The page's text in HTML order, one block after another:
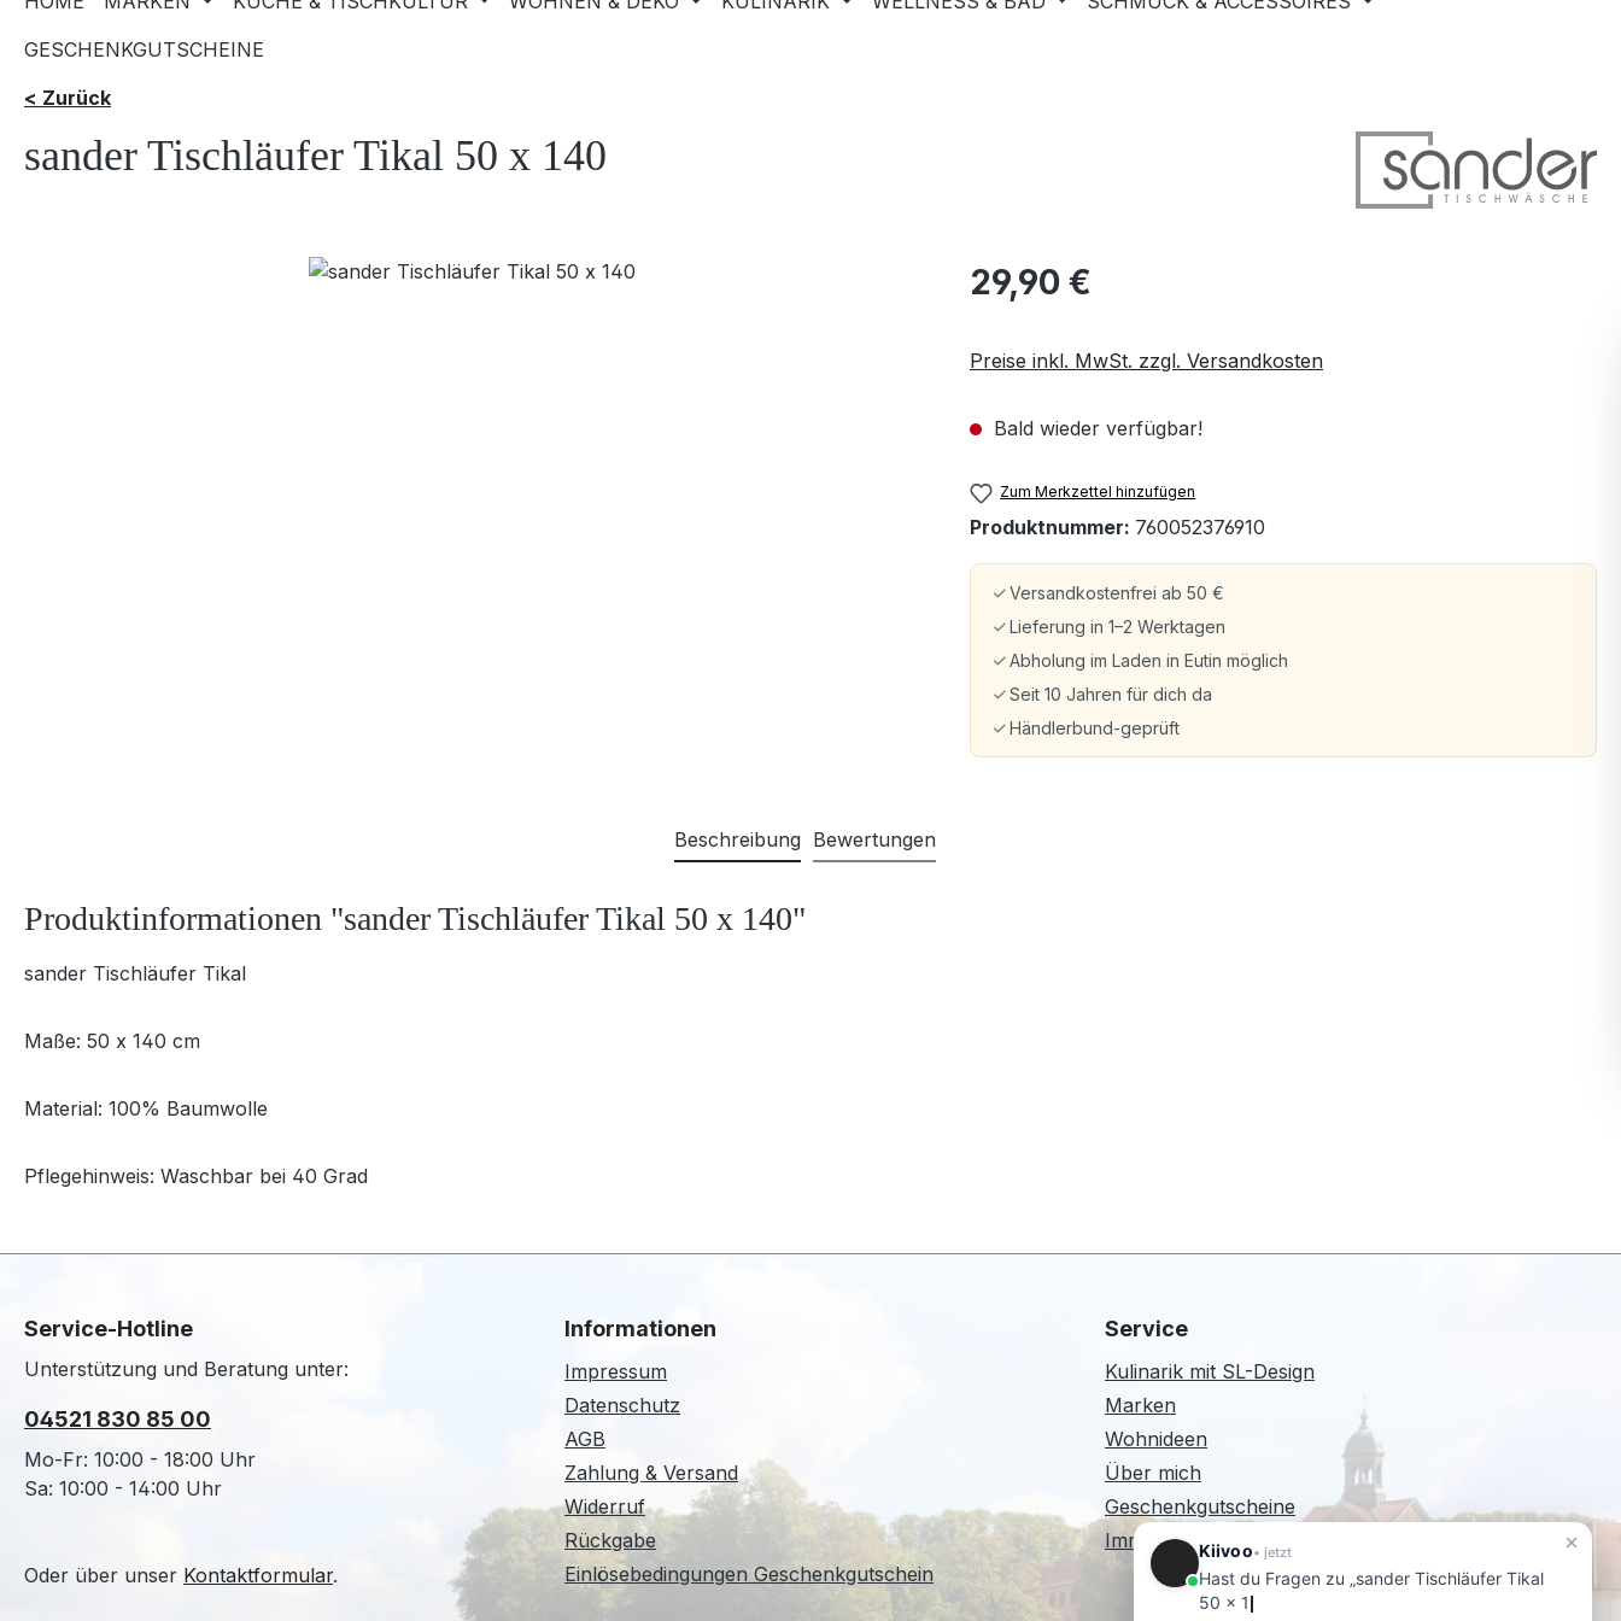
GESCHENKGUTSCHEINE
< Zurück
sander Tischläufer Tikal 50 x 140
29,90 €
Preise inkl. MwSt. zzgl. Versandkosten
Bald wieder verfügbar!
Zum Merkzettel hinzufügen
Produktnummer: 760052376910
Versandkostenfrei ab 50 €
Lieferung in 1–2 Werktagen
Abholung im Laden in Eutin möglich
Seit 10 Jahren für dich da
Händlerbund-geprüft
Beschreibung Bewertungen
Produktinformationen "sander Tischläufer Tikal 50 x 140"
sander Tischläufer Tikal
Maße: 50 x 140 cm
Material: 100% Baumwolle
Pflegehinweis: Waschbar bei 40 Grad
Service-Hotline
Unterstützung und Beratung unter:
04521 830 85 00
Mo-Fr: 10:00 - 18:00 Uhr
Sa: 10:00 - 14:00 Uhr
Oder über unser Kontaktformular.
Informationen
Impressum
Datenschutz
AGB
Zahlung & Versand
Widerruf
Rückgabe
Einlösebedingungen Geschenkgutschein
Service
Kulinarik mit SL-Design
Marken
Wohnideen
Über mich
Geschenkgutscheine
Immer wieder Sonntags
Kiivoo• jetzt
Hast du Fragen zu „sander Tischläufer Tikal
50 x 140"?